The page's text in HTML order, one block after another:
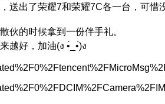
送出了荣耀7和荣耀7C各一台，可惜
伙的时候拿到一份伴手礼。
越好，加油(ง •̀_•́)ง